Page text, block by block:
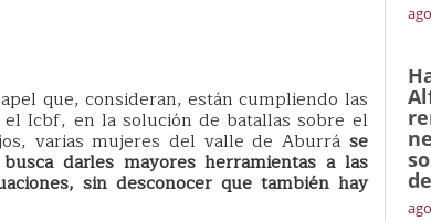
que, consideran, están cumpliendo las
el Icbf, en la solución de batallas sobre el
varias mujeres del valle de Aburrá se
darles mayores herramientas a las
sin desconocer que también hay